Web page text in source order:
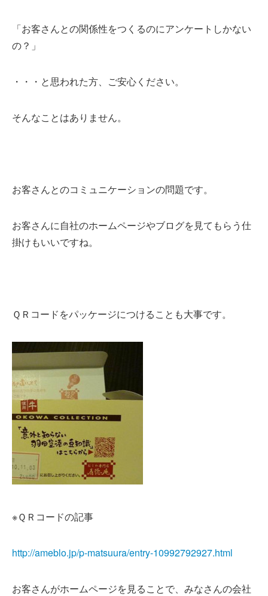
「お客さんとの関係性をつくるのにアンケートしかない
の？」
・・・と思われた方、ご安心ください。
そんなことはありません。
お客さんとのコミュニケーションの問題です。
お客さんに自社のホームページやブログを見てもらう仕
掛けもいいですね。
ＱＲコードをパッケージにつけることも大事です。
※ＱＲコードの記事
http://ameblo.jp/p-matsuura/entry-10992792927.html
お客さんがホームページを見ることで、みなさんの会社